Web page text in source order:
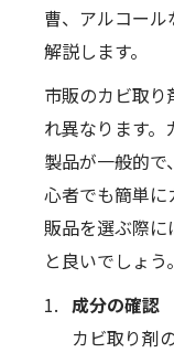
曹、アルコー
解説します。
市販のカビ取
れ異なります
製品が一般的
心者でも簡単に
販品を選ぶ際に
と良いでしょう。
成分の確認
カビ取り剤